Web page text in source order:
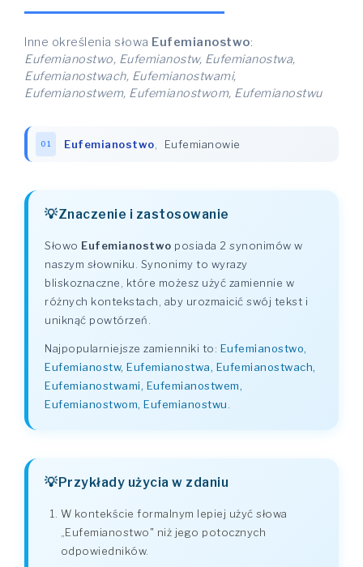
Inne określenia słowa Eufemianostwo:
Eufemianostwo, Eufemianostw, Eufemianostwa,
Eufemianostwach, Eufemianostwami,
Eufemianostwem, Eufemianostwom, Eufemianostwu
01 Eufemianostwo Eufemianowie
Znaczenie i zastosowanie
Słowo Eufemianostwo posiada 2 synonimów w
naszym słowniku. Synonimy to wyrazy
bliskoznaczne, które możesz użyć zamiennie w
różnych kontekstach, aby urozmaicić swój tekst i
uniknąć powtórzeń.
Najpopularniejsze zamienniki to: Eufemianostwo,
Eufemianostw, Eufemianostwa, Eufemianostwach,
Eufemianostwami, Eufemianostwem,
Eufemianostwom, Eufemianostwu
Przykłady użycia w zdaniu
W kontekście formalnym lepiej użyć słowa
„Eufemianostwo" niż jego potocznych
odpowiedników.